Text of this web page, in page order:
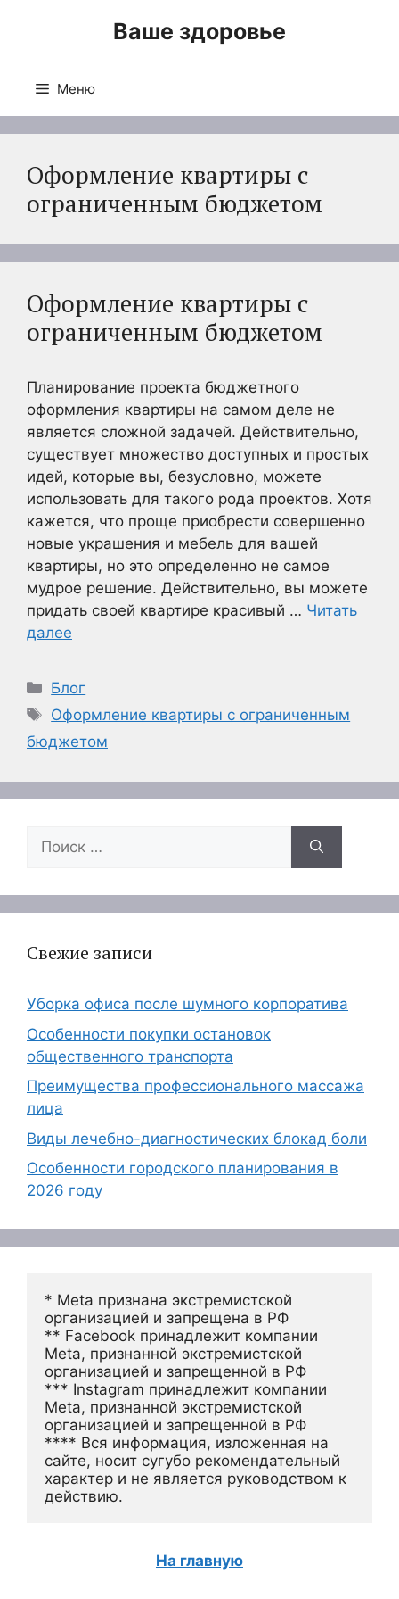
Ваше здоровье
Меню
Оформление квартиры с
ограниченным бюджетом
Оформление квартиры с
ограниченным бюджетом
Планирование проекта бюджетного
оформления квартиры на самом деле не
является сложной задачей. Действительно,
существует множество доступных и простых
идей, которые вы, безусловно, можете
использовать для такого рода проектов. Хотя
кажется, что проще приобрести совершенно
новые украшения и мебель для вашей
квартиры, но это определенно не самое
мудрое решение. Действительно, вы можете
придать своей квартире красивый … Читать
далее
Рубрики
Блог
Метки
Оформление квартиры с ограниченным
бюджетом
Поиск:
Свежие записи
Уборка офиса после шумного корпоратива
Особенности покупки остановок
общественного транспорта
Преимущества профессионального массажа
лица
Виды лечебно-диагностических блокад боли
Особенности городского планирования в
2026 году
* Meta признана экстремистской
организацией и запрещена в РФ
** Facebook принадлежит компании
Meta, признанной экстремистской
организацией и запрещенной в РФ
*** Instagram принадлежит компании
Meta, признанной экстремистской
организацией и запрещенной в РФ
**** Вся информация, изложенная на
сайте, носит сугубо рекомендательный
характер и не является руководством к
действию.
На главную